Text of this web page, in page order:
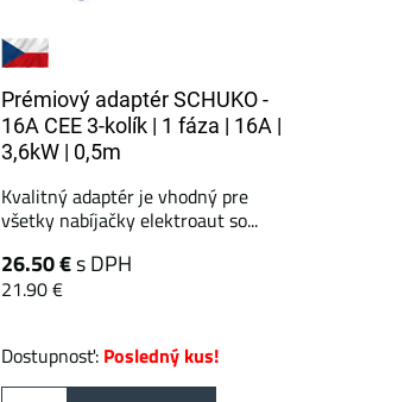
Prémiový adaptér SCHUKO -
16A CEE 3-kolík | 1 fáza | 16A |
3,6kW | 0,5m
Kvalitný adaptér je vhodný pre
všetky nabíjačky elektroaut so...
26.50 €s DPH
21.90 €
Dostupnosť: Posledný kus!